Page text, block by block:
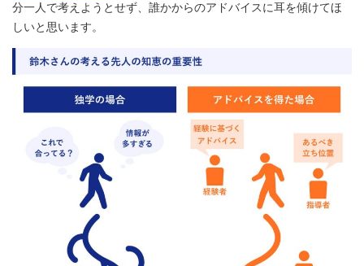
分一人で考えようとせず、誰かからのアドバイスに耳を傾けてほ
しいと思います。